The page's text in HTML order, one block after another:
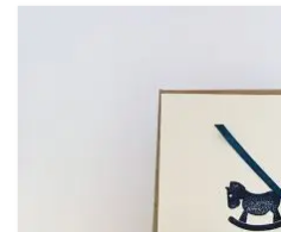
КАРТИЧКИ
Wishlist